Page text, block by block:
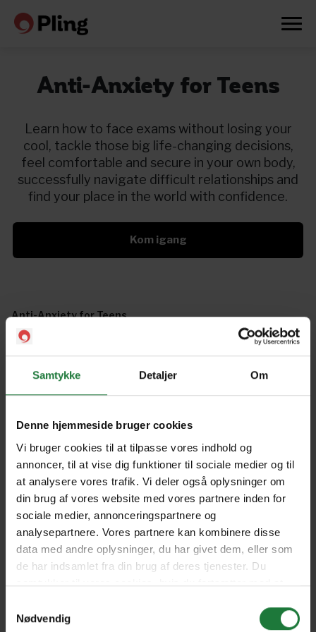
Samtykke Detaljer Om
Denne hjemmeside bruger cookies
Vi bruger cookies til at tilpasse vores indhold og
annoncer, til at vise dig funktioner til sociale medier og til
at analysere vores trafik. Vi deler også oplysninger om
din brug af vores website med vores partnere inden for
sociale medier, annonceringspartnere og
analysepartnere. Vores partnere kan kombinere disse
data med andre oplysninger, du har givet dem, eller som
de har indsamlet fra din brug af deres tjenester. Du
samtykker til vores cookies, hvis du fortsætter med at
Nødvendig
Anti-Anxiety for Teens
Learn how to face exams without losing your
cool, tackle those big life-changing decisions,
feel comfortable and secure in your own body,
successfully navigate difficult relationships and
find your place in the world with confidence.
Kom igang
Anti-Anxiety for Teens
Forrige Næste
Nyt i Pling
Gavekort
Pling Favorit
Pling Kombi